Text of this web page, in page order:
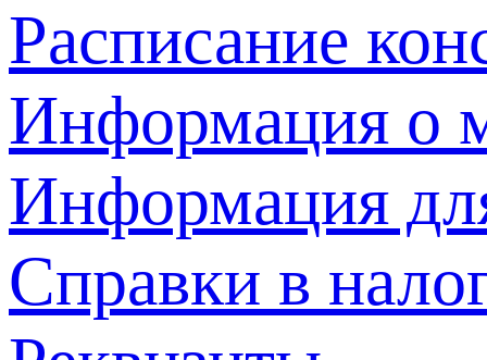
Расписание
Информация о
Информация
Справки в